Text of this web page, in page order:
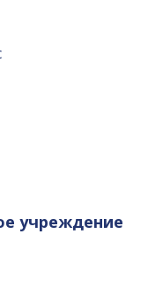
учреждение